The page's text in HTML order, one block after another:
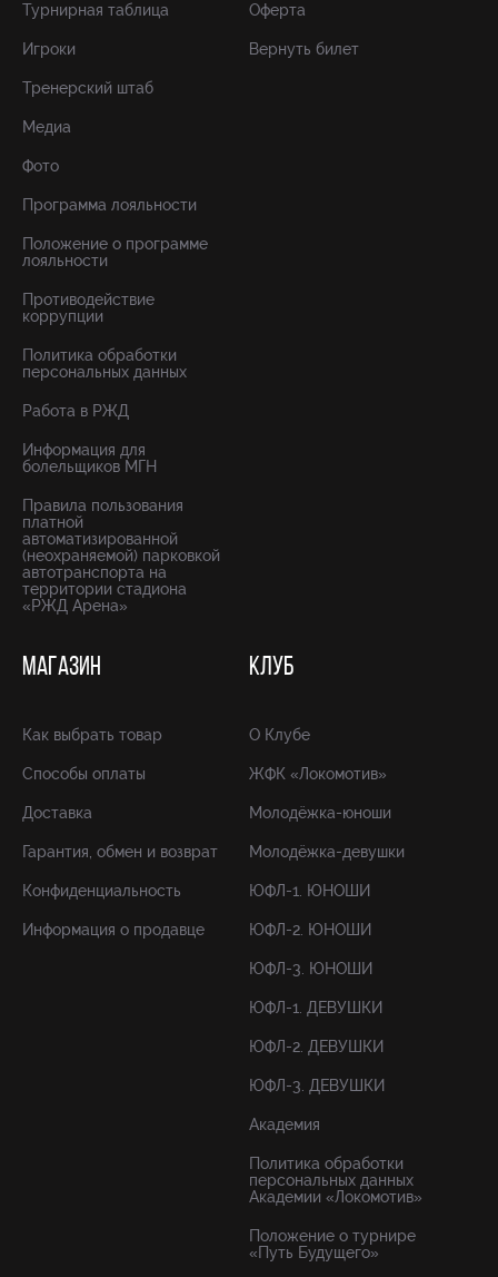
Турнирная таблица
Игроки
Тренерский штаб
Медиа
Фото
Программа лояльности
Положение о программе
лояльности
Противодействие
коррупции
Политика обработки
персональных данных
Работа в РЖД
Информация для
болельщиков МГН
Правила пользования
платной
автоматизированной
(неохраняемой) парковкой
автотранспорта на
территории стадиона
«РЖД Арена»
Оферта
Вернуть билет
МАГАЗИН
Как выбрать товар
Способы оплаты
Доставка
Гарантия, обмен и возврат
Конфиденциальность
Информация о продавце
КЛУБ
О Клубе
ЖФК «Локомотив»
Молодёжка-юноши
Молодёжка-девушки
ЮФЛ-1. ЮНОШИ
ЮФЛ-2. ЮНОШИ
ЮФЛ-3. ЮНОШИ
ЮФЛ-1. ДЕВУШКИ
ЮФЛ-2. ДЕВУШКИ
ЮФЛ-3. ДЕВУШКИ
Академия
Политика обработки
персональных данных
Академии «Локомотив»
Положение о турнире
«Путь Будущего»